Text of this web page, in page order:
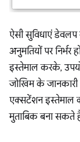
ऐसी सुविधाएं डेवलप
अनुमतियों पर
इस्तेमाल करके,
जोखिम के जानकारी
एक्सटेंशन इस्तेमाल
मुताबिक बना सकते